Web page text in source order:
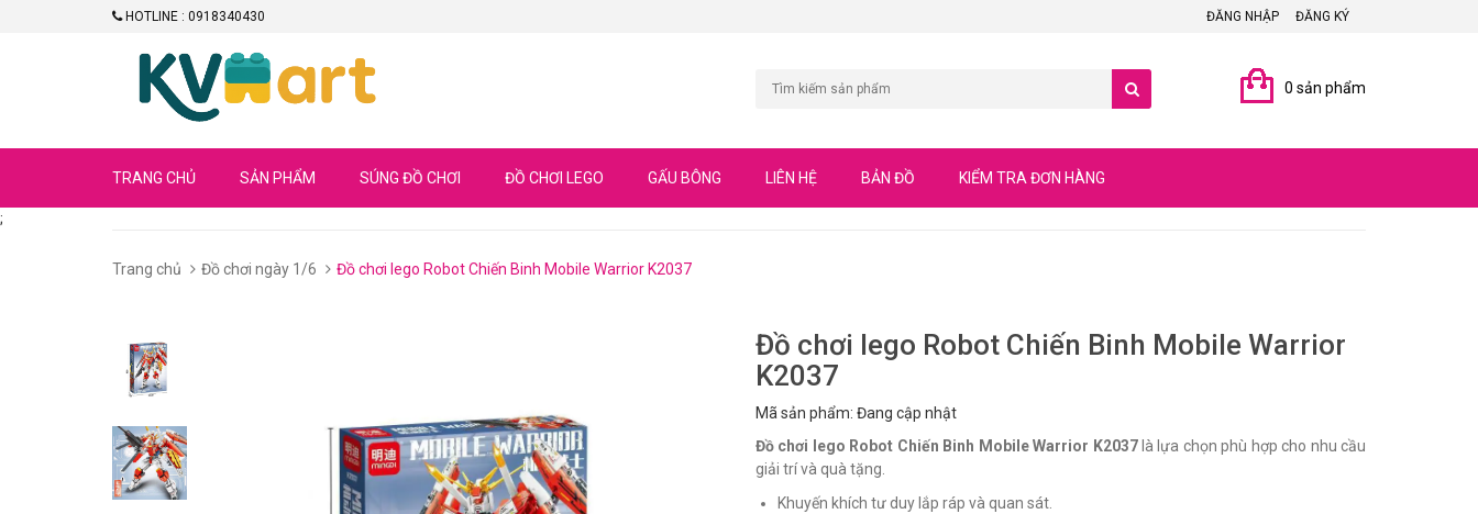
HOTLINE : 0918340430 ĐĂNG NHẬP ĐĂNG KÝ
0 sản phẩm
TRANG CHỦ SẢN PHẨM SÚNG ĐỒ CHƠI ĐỒ CHƠI LEGO GẤU BÔNG LIÊN HỆ BẢN ĐỒ KIỂM TRA ĐƠN HÀNG
;
Trang chủ Đồ chơi ngày 1/6 Đồ chơi lego Robot Chiến Binh Mobile Warrior K2037
Đồ chơi lego Robot Chiến Binh Mobile Warrior
K2037
Mã sản phẩm: Đang cập nhật
Đồ chơi lego Robot Chiến Binh Mobile Warrior K2037là lựa chọn phù hợp cho nhu cầu
giải trí và quà tặng.
Khuyến khích tư duy lắp ráp và quan sát.